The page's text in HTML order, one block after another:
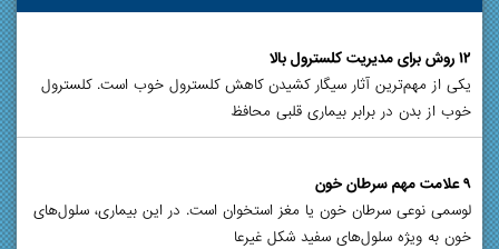
۱۲ روش برای مدیریت کلسترول بالا
یکی از مهم‌ترین آثار سیگار کشیدن کاهش کلسترول خوب است. کلسترول
خوب از بدن در برابر بیماری قلبی محافظ
۹ علامت مهم سرطان خون
لوسمی نوعی سرطان خون یا مغز استخوان است. در این بیماری، سلول‌های
خون به ویژه سلول‌های سفید شکل غیرعا